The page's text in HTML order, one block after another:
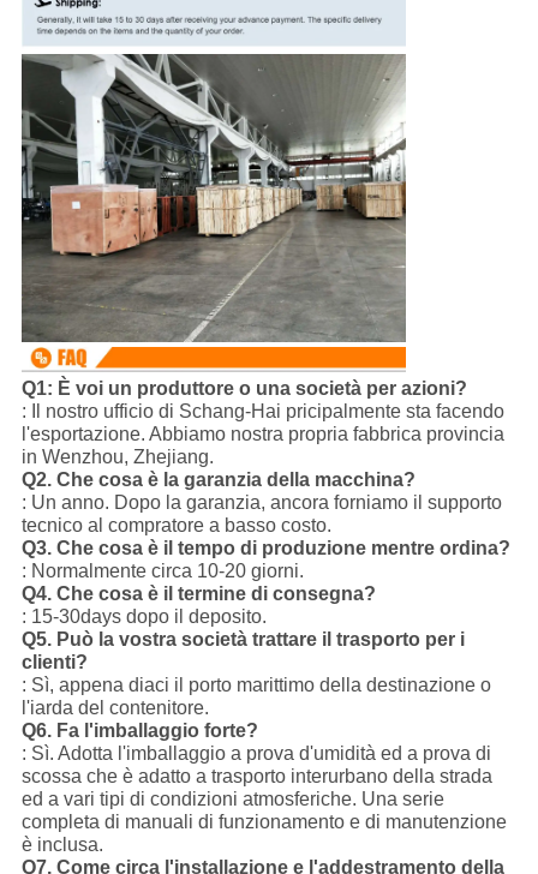
Q1: È voi un produttore o una società per azioni?
: Il nostro ufficio di Schang-Hai pricipalmente sta facendo
l'esportazione. Abbiamo nostra propria fabbrica provincia
in Wenzhou, Zhejiang.
Q2. Che cosa è la garanzia della macchina?
: Un anno. Dopo la garanzia, ancora forniamo il supporto
tecnico al compratore a basso costo.
Q3. Che cosa è il tempo di produzione mentre ordina?
: Normalmente circa 10-20 giorni.
Q4. Che cosa è il termine di consegna?
: 15-30days dopo il deposito.
Q5. Può la vostra società trattare il trasporto per i
clienti?
: Sì, appena diaci il porto marittimo della destinazione o
l'iarda del contenitore.
Q6. Fa l'imballaggio forte?
: Sì. Adotta l'imballaggio a prova d'umidità ed a prova di
scossa che è adatto a trasporto interurbano della strada
ed a vari tipi di condizioni atmosferiche. Una serie
completa di manuali di funzionamento e di manutenzione
è inclusa.
Q7. Come circa l'installazione e l'addestramento della